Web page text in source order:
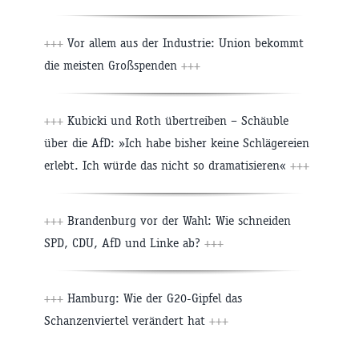
+++ Vor allem aus der Industrie: Union bekommt
die meisten Großspenden +++
+++ Kubicki und Roth übertreiben – Schäuble
über die AfD: »Ich habe bisher keine Schlägereien
erlebt. Ich würde das nicht so dramatisieren« +++
+++ Brandenburg vor der Wahl: Wie schneiden
SPD, CDU, AfD und Linke ab? +++
+++ Hamburg: Wie der G20-Gipfel das
Schanzenviertel verändert hat +++